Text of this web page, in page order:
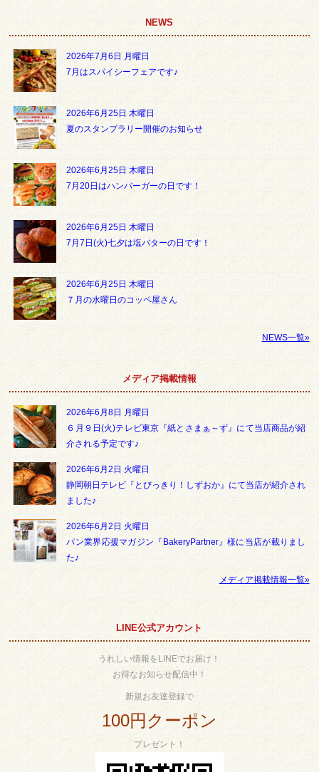
NEWS
2026年7月6日 月曜日
7月はスパイシーフェアです♪
2026年6月25日 木曜日
夏のスタンプラリー開催のお知らせ
2026年6月25日 木曜日
7月20日はハンバーガーの日です！
2026年6月25日 木曜日
7月7日(火)七夕は塩バターの日です！
2026年6月25日 木曜日
７月の水曜日のコッペ屋さん
NEWS一覧»
メディア掲載情報
2026年6月8日 月曜日
６月９日(火)テレビ東京『紙とさまぁ～ず』にて当店商品が紹
介される予定です♪
2026年6月2日 火曜日
静岡朝日テレビ『とびっきり！しずおか』にて当店が紹介され
ました♪
2026年6月2日 火曜日
パン業界応援マガジン『BakeryPartner』様に当店が載りまし
た♪
メディア掲載情報一覧»
LINE公式アカウント
うれしい情報をLINEでお届け！
お得なお知らせ配信中！
新規お友達登録で
100円クーポン
プレゼント！